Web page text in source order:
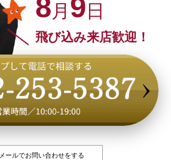
8 月 9 日
飛び込み来店歓迎！
メールでお問い合わせをする